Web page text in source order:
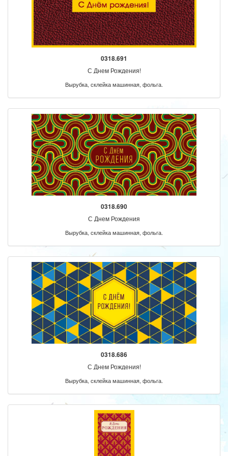
0318.691
С Днем Рождения!
Вырубка, склейка машинная, фольга.
0318.690
С Днем Рождения
Вырубка, склейка машинная, фольга.
0318.686
С Днем Рождения!
Вырубка, склейка машинная, фольга.